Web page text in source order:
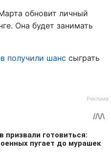
обновит личный
Она будет занимать
получили шанс сыграть